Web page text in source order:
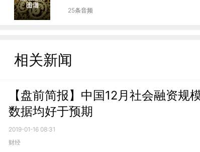
25条音频
相关新闻
【盘前简报】中国12月社会融资规
数据均好于预期
2019-01-16 08:31
财经